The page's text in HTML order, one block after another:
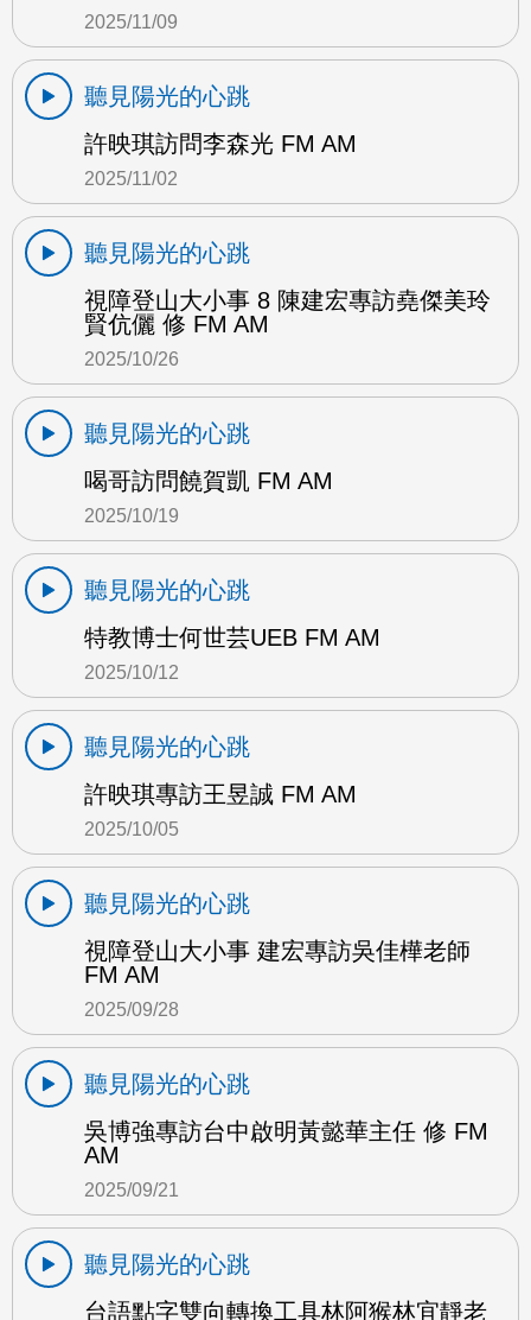
2025/11/09
聽見陽光的心跳
許映琪訪問李森光 FM AM
2025/11/02
聽見陽光的心跳
視障登山大小事 8 陳建宏專訪堯傑美玲
賢伉儷 修 FM AM
2025/10/26
聽見陽光的心跳
喝哥訪問饒賀凱 FM AM
2025/10/19
聽見陽光的心跳
特教博士何世芸UEB FM AM
2025/10/12
聽見陽光的心跳
許映琪專訪王昱誠 FM AM
2025/10/05
聽見陽光的心跳
視障登山大小事 建宏專訪吳佳樺老師
FM AM
2025/09/28
聽見陽光的心跳
吳博強專訪台中啟明黃懿華主任 修 FM
AM
2025/09/21
聽見陽光的心跳
台語點字雙向轉換工具林阿猴林宜靜老